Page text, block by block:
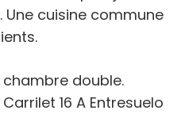
cuisine commune
double.
16 A Entresuelo